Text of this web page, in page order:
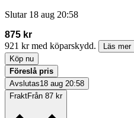
Slutar 18 aug 20:58
875 kr
921 kr med köparskydd.
Läs mer
Köp nu
Föreslå pris
Avslutas18 aug 20:58
FraktFrån 87 kr